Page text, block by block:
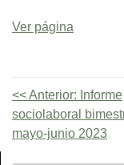
Ver página
Anterior: Informe
sociolaboral
mayo-junio 2023